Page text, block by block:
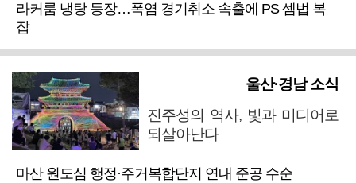
라커룸 냉탕 등장…폭염 경기취소 속출에 PS 셈법 복
잡
울산·경남 소식
진주성의 역사, 빛과 미디어로
되살아난다
마산 원도심 행정·주거복합단지 연내 준공 수순